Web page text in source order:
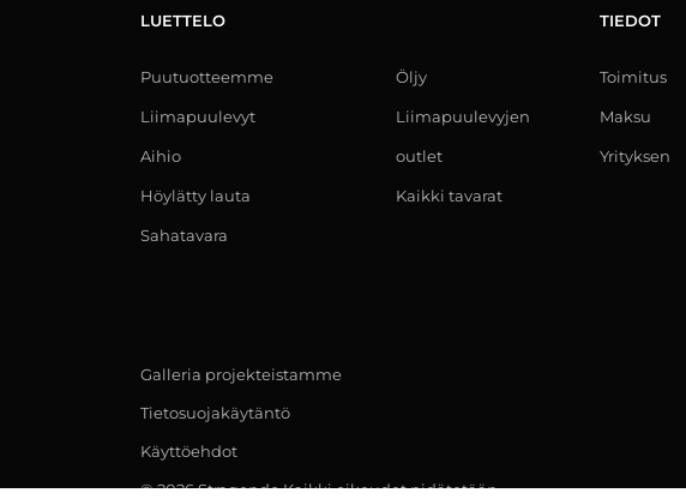
LUETTELO
Puutuotteemme
Liimapuulevyt
Aihio
Höylätty lauta
Sahatavara
Öljy
Liimapuulevyjen
outlet
Kaikki tavarat
TIEDOT
Toimitus
Maksu
Yrityksen
Galleria projekteistamme
Tietosuojakäytäntö
Käyttöehdot
© 2026 Stragendo Kaikki oikeudet pidätetään